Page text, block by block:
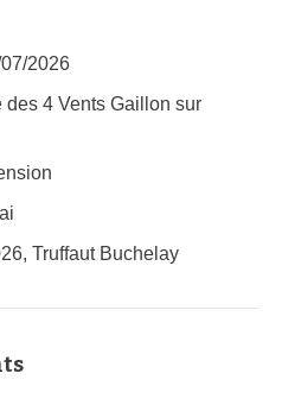
2026
des 4 Vents Gaillon sur
Truffaut Buchelay